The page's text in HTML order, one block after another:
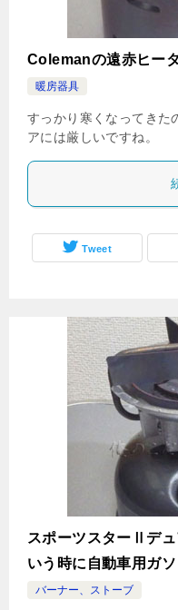
Colemanの遠赤ヒー
暖房器具
すっかり寒くなってきた
アには厳しいですね。
Tweet
スポーツスターⅡデ
いう時に自動車用ガ
バーナー、ストーブ